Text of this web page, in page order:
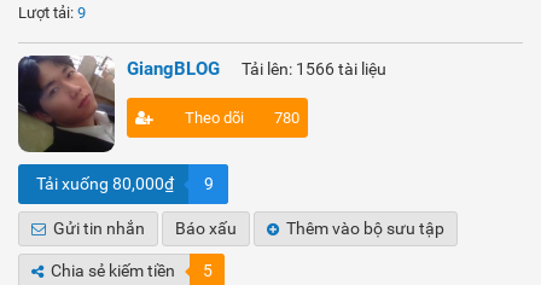
Lượt tải: 9
GiangBLOG Tải lên: 1566 tài liệu
Theo dõi 780
Tải xuống 80,000₫ 9
Gửi tin nhắn Báo xấu Thêm vào bộ sưu tập
Chia sẻ kiếm tiền 5